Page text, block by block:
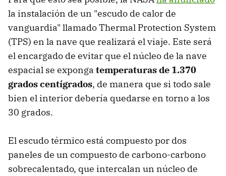
la instalación de un "escudo de calor de
vanguardia" llamado Thermal Protection System
(TPS) en la nave que realizará el viaje. Este será
el encargado de evitar que el núcleo de la nave
espacial se exponga temperaturas de 1.370
grados centígrados, de manera que si todo sale
bien el interior debería quedarse en torno a los
30 grados.
El escudo térmico está compuesto por dos
paneles de un compuesto de carbono-carbono
sobrecalentado, que intercalan un núcleo de